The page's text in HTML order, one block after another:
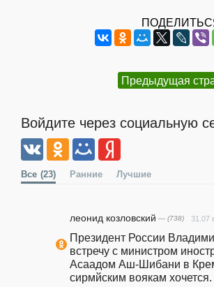
Предыдущая
Войдите через социальную
Все (23) Ранние Лучшие
леонид козловский — (738) 31.07
Президент России
встречу с министром
Асаадом Аш-Шибани в
сирмйским воякам хочется.